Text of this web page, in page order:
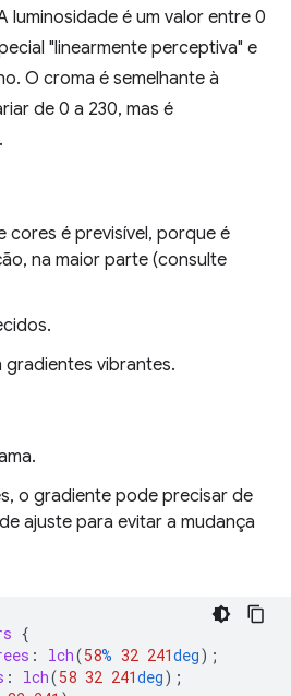
luminosidade é um valor entre 0
"linearmente perceptiva" e
O croma é semelhante à
de 0 a 230, mas é
cores é previsível, porque é
na maior parte (consulte
gradientes vibrantes.
o gradiente pode precisar de
ajuste para evitar a mudança
{
: lch(58% 32 241deg);
: lch(58 32 241deg);